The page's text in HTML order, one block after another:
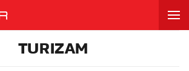
TURIZAM